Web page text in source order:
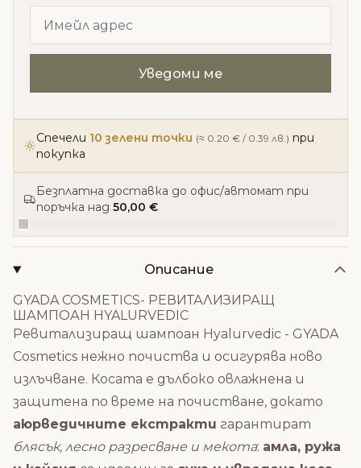
Спечели 10 зелени точки (≈ 0.20 € / 0.39 лв.) при
покупка
Безплатна доставка до офис/автомат при
поръчка над 50,00 €
Описание
GYADA COSMETICS- РЕВИТАЛИЗИРАЩ
ШАМПОАН HYALURVEDIC
Ревитализиращ шампоан Hyalurvedic - GYADA
Cosmetics нежно почиства и осигурява ново
излъчване. Косата е дълбоко овлажнена и
защитена по време на почистване, докато
аюрведичните екстракти гарантират
блясък, лесно разресване и мекота: амла, ружа